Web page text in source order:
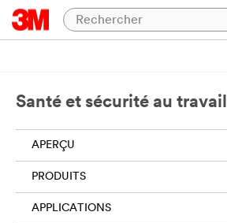
Santé et sécurité au travail
APERÇU
PRODUITS
APPLICATIONS